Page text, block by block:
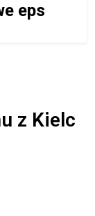
eps
z Kielc